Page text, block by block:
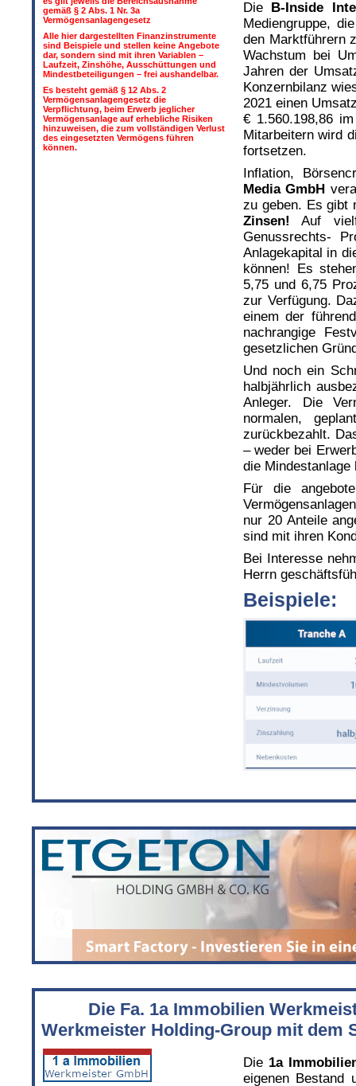
Die B-Inside
Mediengruppe,
den Marktführern
Wachstum bei
Jahren der
Konzernbilanz
2021 einen
€ 1.560.198,86
Mitarbeitern wird
fortsetzen.
Inflation,
Media GmbH
zu geben. Es gibt
Zinsen!
Auf
Genussrechts-
Anlagekapital in
können! Es
5,75 und 6,75
zur Verfügung.
einem der
nachrangige
gesetzlichen
Und noch ein
halbjährlich
Anleger. Die
normalen,
zurückbezahlt.
– weder bei
die Mindestanlage
Für die
nur 20 Anteile
sind mit ihren
Bei Interesse
Herrn
Beispiele:
gemäß § 2 Abs. 1 Nr. 3a
Vermögensanlagengesetz
Alle hier dargestellten Finanzinstrumente
sind Beispiele und stellen keine Angebote
dar, sondern sind mit ihren Variablen –
Laufzeit, Zinshöhe, Ausschüttungen und
Mindestbeteiligungen – frei aushandelbar.
Es besteht gemäß § 12 Abs. 2
Vermögensanlagengesetz die
Verpflichtung, beim Erwerb jeglicher
Vermögensanlage auf erhebliche Risiken
hinzuweisen, die zum vollständigen Verlust
des eingesetzten Vermögens führen
können.
Die Fa. 1a Immobilien
Werkmeister Holding-Group mit dem
Die 1a
eigenen Bestand